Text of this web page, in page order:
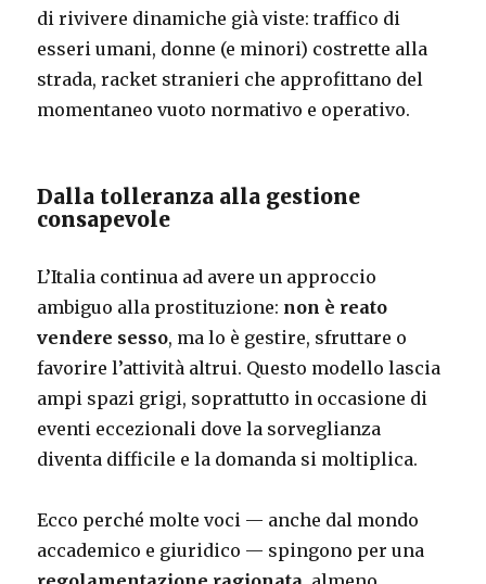
di rivivere dinamiche già viste: traffico di
esseri umani, donne (e minori) costrette alla
strada, racket stranieri che approfittano del
momentaneo vuoto normativo e operativo.
Dalla tolleranza alla gestione
consapevole
L’Italia continua ad avere un approccio
ambiguo alla prostituzione: non è reato
vendere sesso, ma lo è gestire, sfruttare o
favorire l’attività altrui. Questo modello lascia
ampi spazi grigi, soprattutto in occasione di
eventi eccezionali dove la sorveglianza
diventa difficile e la domanda si moltiplica.
Ecco perché molte voci — anche dal mondo
accademico e giuridico — spingono per una